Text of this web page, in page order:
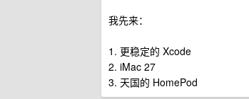
我先来：
1. 更稳定的 Xcode
2. iMac 27
3. 天国的 HomePod